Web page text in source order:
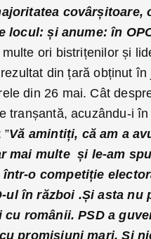
covârșitoare,
locul: și anume: în
ori bistrițenilor și
din țară obținut
din 26 mai. Cât
tranșantă, acuzându-i
Vă amintiți, că am a
mai multe și le-am
o competiție
ul în război .Și asta
cu românii. PSD a
promisiuni mari. Și